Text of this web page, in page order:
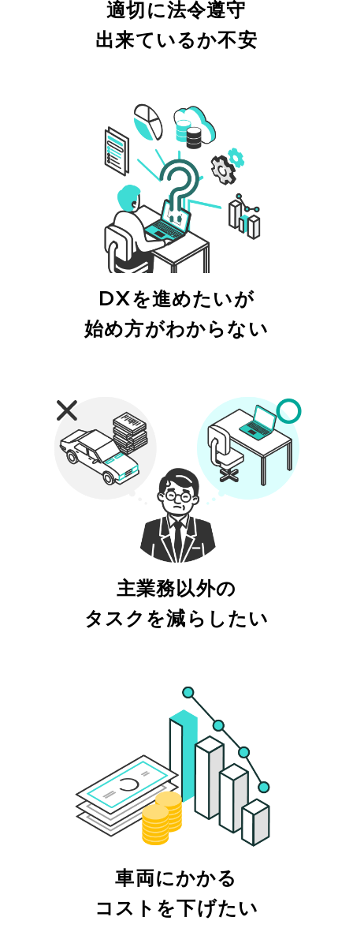
適切に法令遵守
出来ているか不安
DXを進めたいが
始め方がわからない
主業務以外の
タスクを減らしたい
車両にかかる
コストを下げたい